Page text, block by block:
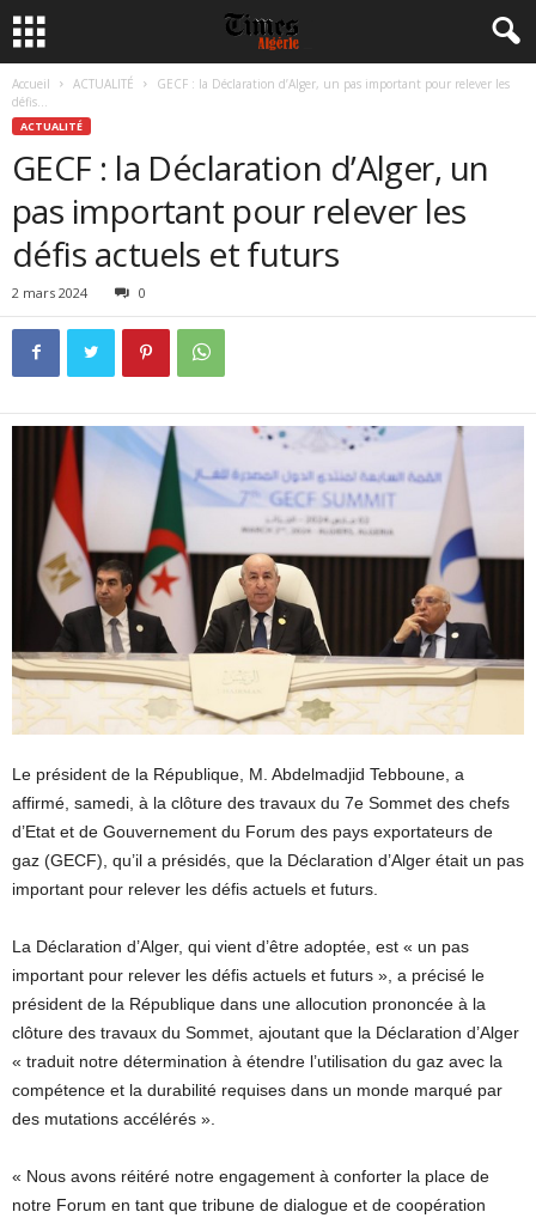
Accueil ACTUALITÉ
GECF : la Déclaration d’Alger, un pas important pour relever les
défis...
ACTUALITÉ
GECF : la Déclaration d’Alger, un
pas important pour relever les
défis actuels et futurs
2 mars 2024 0
Le président de la République, M. Abdelmadjid Tebboune, a
affirmé, samedi, à la clôture des travaux du 7e Sommet des chefs
d’Etat et de Gouvernement du Forum des pays exportateurs de
gaz (GECF), qu’il a présidés, que la Déclaration d’Alger était un pas
important pour relever les défis actuels et futurs.
La Déclaration d’Alger, qui vient d’être adoptée, est « un pas
important pour relever les défis actuels et futurs », a précisé le
président de la République dans une allocution prononcée à la
clôture des travaux du Sommet, ajoutant que la Déclaration d’Alger
« traduit notre détermination à étendre l’utilisation du gaz avec la
compétence et la durabilité requises dans un monde marqué par
des mutations accélérés ».
« Nous avons réitéré notre engagement à conforter la place de
notre Forum en tant que tribune de dialogue et de coopération